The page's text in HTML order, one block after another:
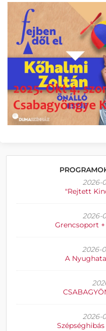
2026-
"Rejtett
2026-
Grencsoport
2026-
A
2026-